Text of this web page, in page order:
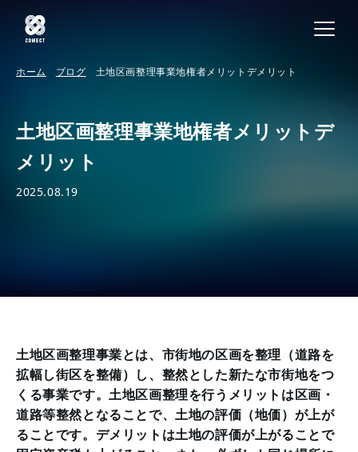
ホーム ブログ 土地区画整理事業地権者メリットデメリット
土地区画整理事業地権者メリットデ
メリット
2025.08.19
土地区画整理事業とは、市街地の区画を整理（道路を
拡幅し街区を整備）し、整然とした新たな市街地をつ
くる事業です。土地区画整理を行うメリットは区画・
道路等整然となることで、土地の評価（地価）が上が
ることです。デメリットは土地の評価が上がることで